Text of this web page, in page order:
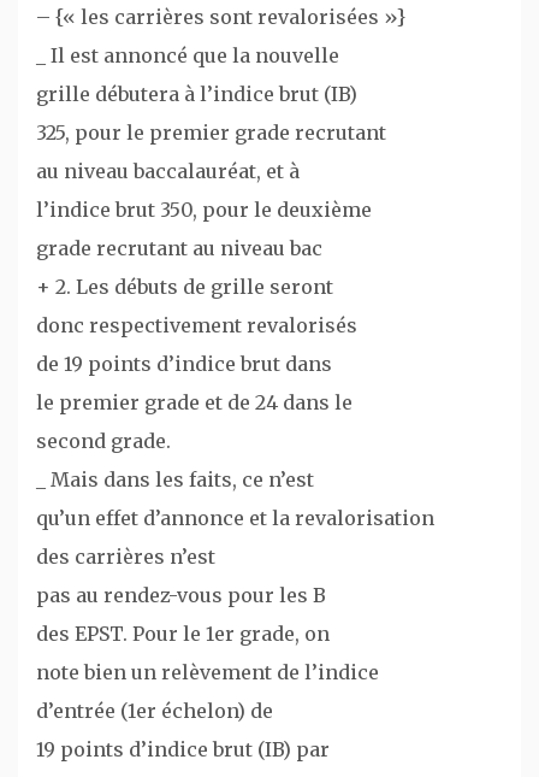
– {« les carrières sont revalorisées »}
_ Il est annoncé que la nouvelle
grille débutera à l’indice brut (IB)
325, pour le premier grade recrutant
au niveau baccalauréat, et à
l’indice brut 350, pour le deuxième
grade recrutant au niveau bac
+ 2. Les débuts de grille seront
donc respectivement revalorisés
de 19 points d’indice brut dans
le premier grade et de 24 dans le
second grade.
_ Mais dans les faits, ce n’est
qu’un effet d’annonce et la revalorisation
des carrières n’est
pas au rendez-vous pour les B
des EPST. Pour le 1er grade, on
note bien un relèvement de l’indice
d’entrée (1er échelon) de
19 points d’indice brut (IB) par